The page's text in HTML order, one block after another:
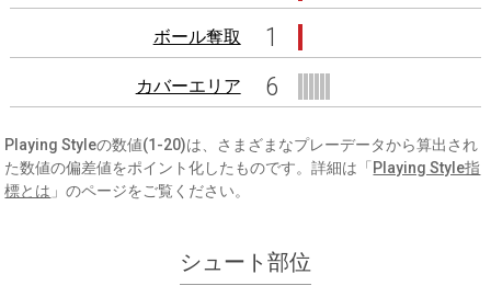
ボール奪取 1
カバーエリア 6
Playing Styleの数値(1-20)は、さまざまなプレーデータから算出され
た数値の偏差値をポイント化したものです。詳細は「 Playing Style指
標とは 」のページをご覧ください。
シュート部位